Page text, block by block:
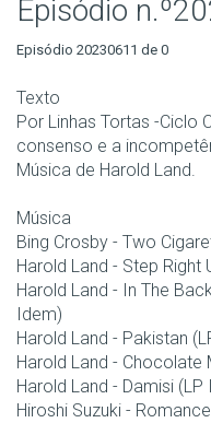
Episódio
Episódio 20230611 de 0
Texto
Por Linhas Tortas -Ciclo
consenso e a
Música de Harold Land.
Música
Bing Crosby - Two
Harold Land - Step Right
Harold Land - In The
Idem)
Harold Land - Pakistan
Harold Land - Chocolate
Harold Land - Damisi (LP
Hiroshi Suzuki -